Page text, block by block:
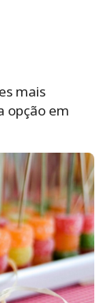
mais
opção em